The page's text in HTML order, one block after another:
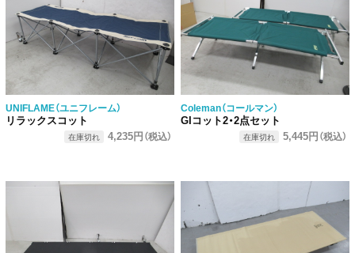
UNIFLAME（ユニフレーム）
リラックスコット
在庫切れ 4,235円（税込）
Coleman（コールマン）
GIコット2・2点セット
在庫切れ 5,445円（税込）